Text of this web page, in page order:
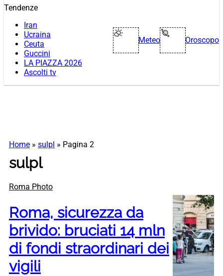
Tendenze
Iran
Ucraina
Ceuta
Guccini
LA PIAZZA 2026
Ascolti tv
Meteo Oroscopo
Home » sulpl » Pagina 2
sulpl
Roma Photo
Roma, sicurezza da
brivido: bruciati 14 mln
di fondi straordinari dei
vigili